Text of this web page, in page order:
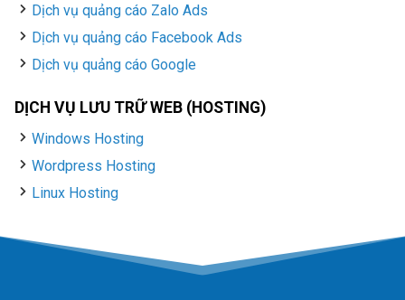
Dịch vụ quảng cáo Zalo Ads
Dịch vụ quảng cáo Facebook Ads
Dịch vụ quảng cáo Google
DỊCH VỤ LƯU TRỮ WEB (HOSTING)
Windows Hosting
Wordpress Hosting
Linux Hosting